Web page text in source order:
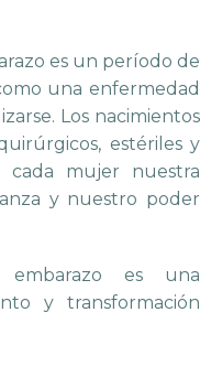
es un período de
una enfermedad
Los nacimientos
estériles y
cada mujer nuestra
y nuestro poder
embarazo es una
y transformación